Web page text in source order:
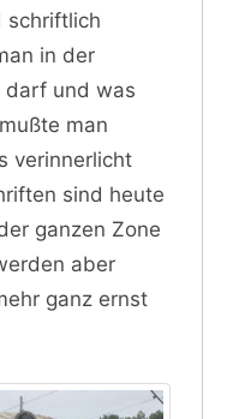
schriftlich
in der
darf und was
man
verinnerlicht
sind heute
ganzen Zone
aber
ganz ernst